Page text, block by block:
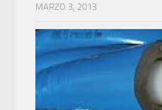
MARZO 3, 2013